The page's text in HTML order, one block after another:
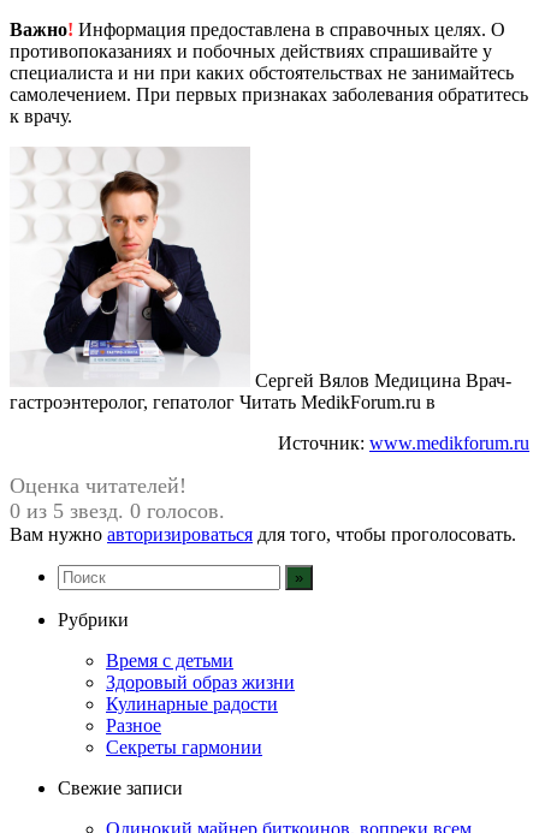
Важно! Информация предоставлена в справочных целях. О
противопоказаниях и побочных действиях спрашивайте у
специалиста и ни при каких обстоятельствах не занимайтесь
самолечением. При первых признаках заболевания обратитесь
к врачу.
Сергей Вялов Медицина Врач-
гастроэнтеролог, гепатолог Читать MedikForum.ru в
Источник: www.medikforum.ru
Оценка читателей!
0 из 5 звезд. 0 голосов.
Вам нужно авторизироваться для того, чтобы проголосовать.
Рубрики
Время с детьми
Здоровый образ жизни
Кулинарные радости
Разное
Секреты гармонии
Свежие записи
Одинокий майнер биткоинов, вопреки всем